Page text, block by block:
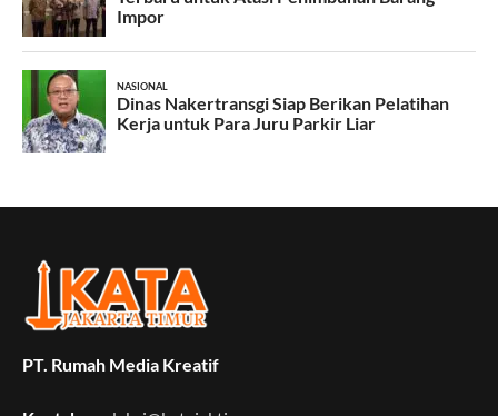
PT. Rumah Media Kreatif